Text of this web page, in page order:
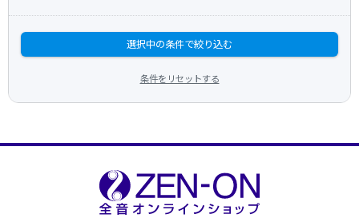
選択中の条件で絞り込む
条件をリセットする